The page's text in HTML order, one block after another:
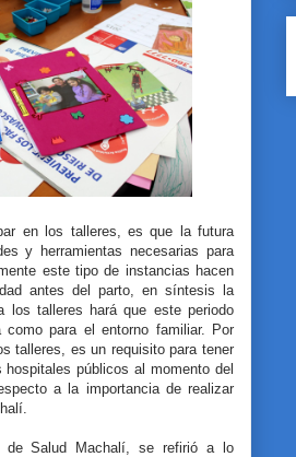
en los talleres, es que la futura
y herramientas necesarias para
este tipo de instancias hacen
antes del parto, en síntesis la
los talleres hará que este periodo
para el entorno familiar. Por
talleres, es un requisito para tener
públicos al momento del
a la importancia de realizar
de Salud Machalí, se refirió a lo